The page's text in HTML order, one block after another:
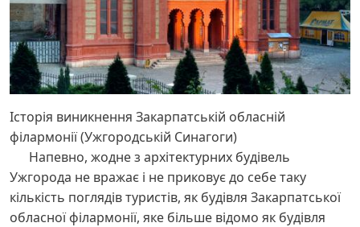
Історія виникнення Закарпатській обласній
філармонії (Ужгородській Синагоги)
Напевно, жодне з архітектурних будівель
Ужгорода не вражає і не приковує до себе таку
кількість поглядів туристів, як будівля Закарпатської
обласної філармонії, яке більше відомо як будівля